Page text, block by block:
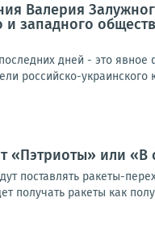
Валерия
и западного
дней - это
российско-украинского
«Пэтриоты» или «В
поставлять ракеты-
получать ракеты как